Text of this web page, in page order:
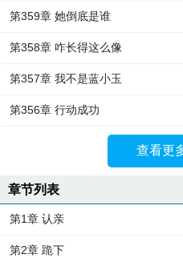
第359章 她倒底是谁
第358章 咋长得这么像
第357章 我不是蓝小玉
第356章 行动成功
查看更
章节列表
第1章 认亲
第2章 跪下